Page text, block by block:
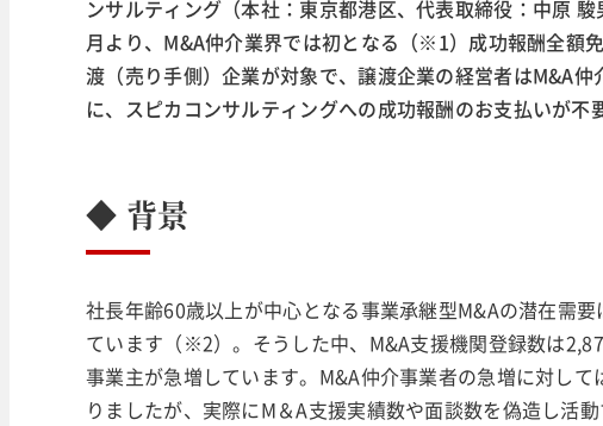
ンサルティング（本社：東京都港区、代表取締役：中原
月より、M&A仲介業界では初となる（※1）成功報酬全額
渡（売り手側）企業が対象で、譲渡企業の経営者はM&A
に、スピカコンサルティングへの成功報酬のお支払いが不
◆ 背景
社長年齢60歳以上が中心となる事業承継型M&Aの潜在需
ています（※2）。そうした中、M&A支援機関登録数は
事業主が急増しています。M&A仲介事業者の急増に対し
りましたが、実際にM＆A支援実績数や面談数を偽造し活